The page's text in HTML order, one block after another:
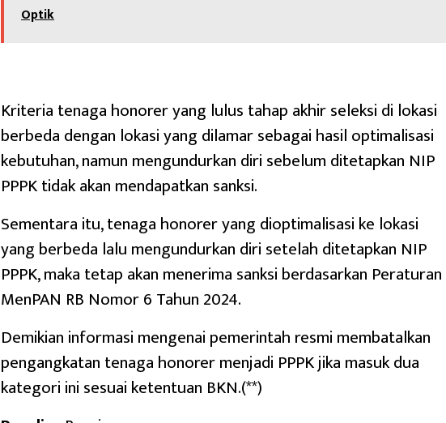
Optik
Kriteria tenaga honorer yang lulus tahap akhir seleksi di lokasi
berbeda dengan lokasi yang dilamar sebagai hasil optimalisasi
kebutuhan, namun mengundurkan diri sebelum ditetapkan NIP
PPPK tidak akan mendapatkan sanksi.
Sementara itu, tenaga honorer yang dioptimalisasi ke lokasi
yang berbeda lalu mengundurkan diri setelah ditetapkan NIP
PPPK, maka tetap akan menerima sanksi berdasarkan Peraturan
MenPAN RB Nomor 6 Tahun 2024.
Demikian informasi mengenai pemerintah resmi membatalkan
pengangkatan tenaga honorer menjadi PPPK jika masuk dua
kategori ini sesuai ketentuan BKN.(**)